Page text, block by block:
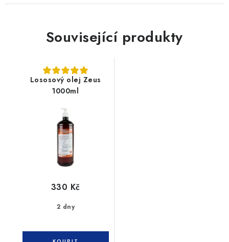
Související produkty
Lososový olej Zeus
1000ml
2 dny
330 Kč